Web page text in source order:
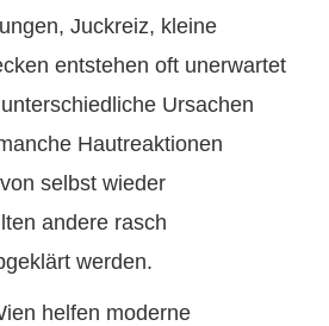
Juckreiz, kleine
entstehen oft unerwartet
Ursachen
Hautreaktionen
selbst wieder
andere rasch
werden.
helfen moderne